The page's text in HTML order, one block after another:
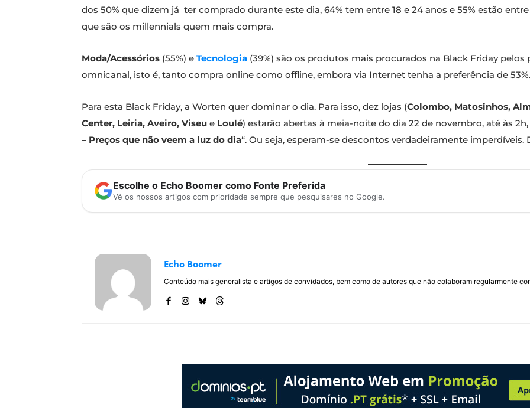
dos 50% que dizem já ter comprado durante este dia, 64% tem entre 18 e 24 anos e 55% estão
que são os millennials quem mais compra.
Moda/Acessórios (55%) e Tecnologia (39%) são os produtos mais procurados na Black Friday
omnicanal, isto é, tanto compra online como offline, embora via Internet tenha a preferência de 53%.
Para esta Black Friday, a Worten quer dominar o dia. Para isso, dez lojas (Colombo, Matosinhos,
Center, Leiria, Aveiro, Viseu e Loulé) estarão abertas à meia-noite do dia 22 de novembro, até às
– Preços que não veem a luz do dia“. Ou seja, esperam-se descontos verdadeiramente
Escolhe o Echo Boomer como Fonte Preferida
Vê os nossos artigos com prioridade sempre que pesquisares no Google.
Echo Boomer
Conteúdo mais generalista e artigos de convidados, bem como de autores que não colaboram regularmente